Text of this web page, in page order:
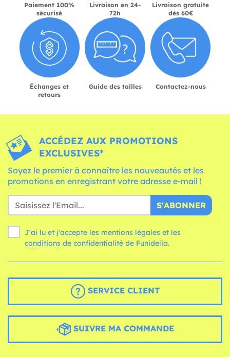
Paiement 100%
sécurisé
Livraison en 24-
72h
Livraison gratuite
dès 60€
Échanges et
retours
Guide des tailles Contactez-nous
ACCÉDEZ AUX PROMOTIONS
EXCLUSIVES*
Soyez le premier à connaître les nouveautés et les
promotions en enregistrant votre adresse e-mail !
S'ABONNER
J'ai lu et j'accepte les mentions légales et les
conditions de confidentialité de Funidelia.
SERVICE CLIENT
SUIVRE MA COMMANDE